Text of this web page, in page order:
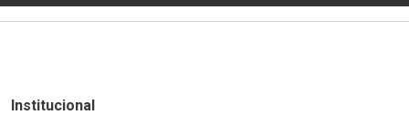
Institucional